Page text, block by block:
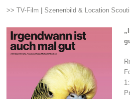
>> TV-Film | Szenenbild & Location